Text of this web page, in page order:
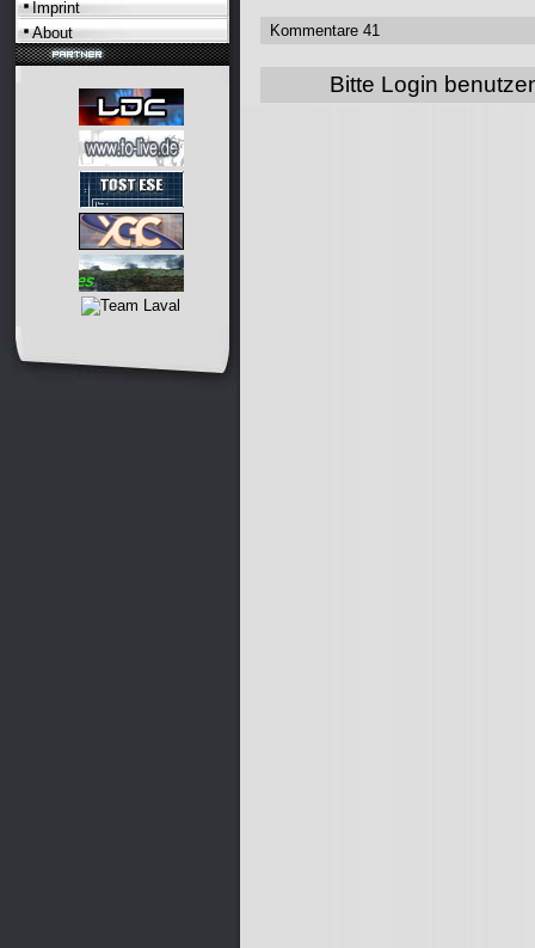
Imprint
About
Kommentare 41
Bitte Login